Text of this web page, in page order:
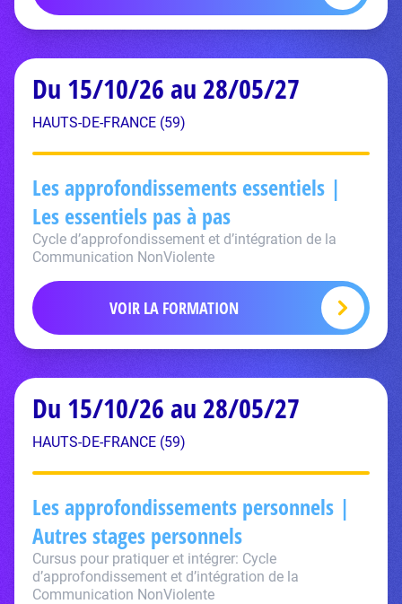
Du 15/10/26 au 28/05/27
HAUTS-DE-FRANCE (59)
Les approfondissements essentiels |
Les essentiels pas à pas
Cycle d’approfondissement et d’intégration de la
Communication NonViolente
VOIR LA FORMATION
Du 15/10/26 au 28/05/27
HAUTS-DE-FRANCE (59)
Les approfondissements personnels |
Autres stages personnels
Cursus pour pratiquer et intégrer: Cycle
d’approfondissement et d’intégration de la
Communication NonViolente